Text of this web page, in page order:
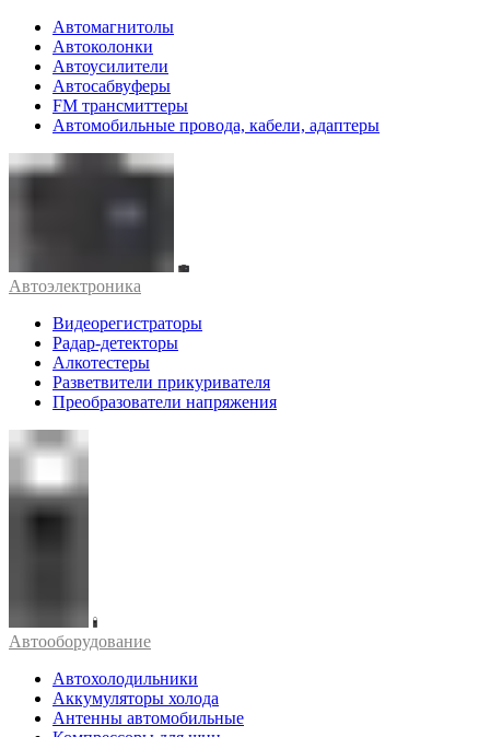
Автомагнитолы
Автоколонки
Автоусилители
Автосабвуферы
FM трансмиттеры
Автомобильные провода, кабели, адаптеры
Автоэлектроника
Видеорегистраторы
Радар-детекторы
Алкотестеры
Разветвители прикуривателя
Преобразователи напряжения
Автооборудование
Автохолодильники
Аккумуляторы холода
Антенны автомобильные